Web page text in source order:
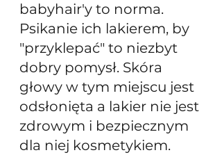
babyhair'y to norma.
Psikanie ich lakierem, by
"przyklepać" to niezbyt
dobry pomysł. Skóra
głowy w tym miejscu jest
odsłonięta a lakier nie jest
zdrowym i bezpiecznym
dla niej kosmetykiem.